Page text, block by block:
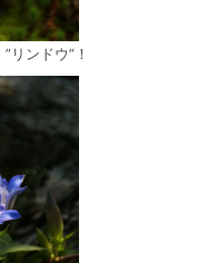
リンドウ”！